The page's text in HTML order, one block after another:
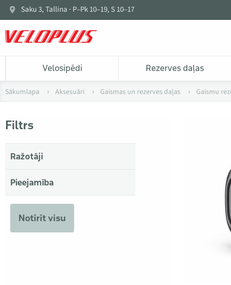
Saku 3, Tallina · P–Pk 10–19, S 10–17
Velosipēdi Rezerves daļas
Sākumlapa Aksesuāri Gaismas un rezerves daļas Gaismu
Filtrs
Ražotāji
Pieejamība
Notīrīt visu